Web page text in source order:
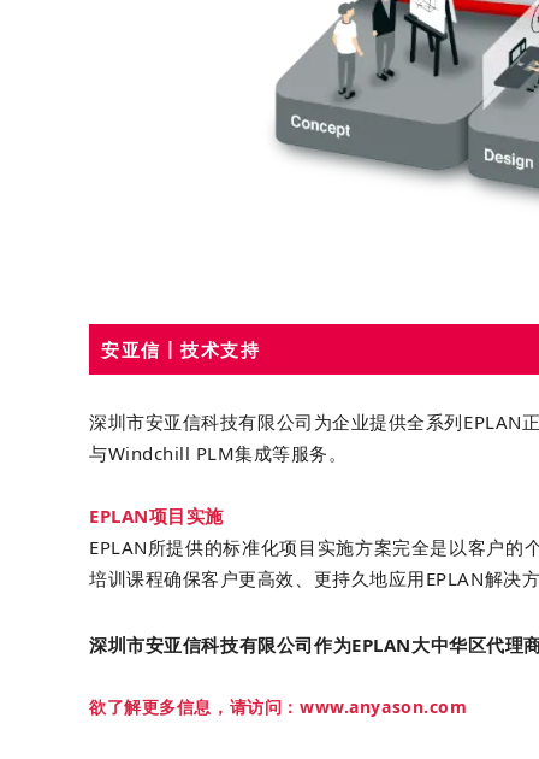
安亚信丨技术支持
深圳市安亚信科技有限公司为企业提供全系列EPLAN
与Windchill PLM集成等服务。
EPLAN项目实施
EPLAN所提供的标准化项目实施方案完全是以客户
培训课程确保客户更高效、更持久地应用EPLAN解决
深圳市安亚信科技有限公司作为EPLAN大中华区代
欲了解更多信息，请访问：www.anyason.com